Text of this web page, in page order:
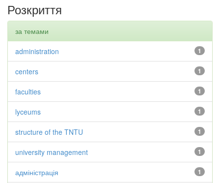
Розкриття
за темами
1
administration
1
centers
1
faculties
1
lyceums
1
structure of the TNTU
1
university management
1
адміністрація